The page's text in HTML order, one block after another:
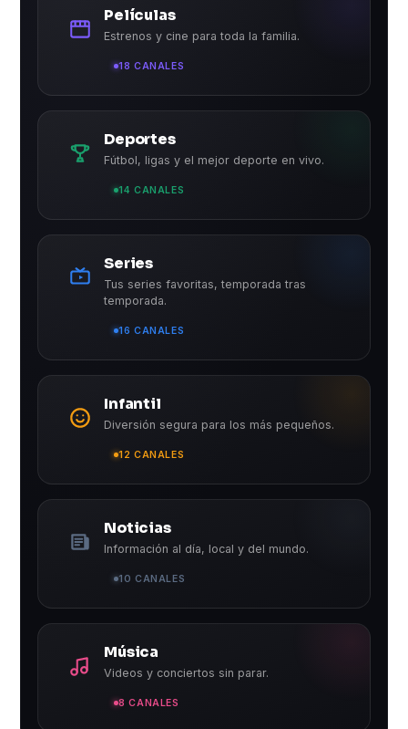
Películas
Estrenos y cine para toda la familia.
18 CANALES
Deportes
Fútbol, ligas y el mejor deporte en vivo.
14 CANALES
Series
Tus series favoritas, temporada tras
temporada.
16 CANALES
Infantil
Diversión segura para los más pequeños.
12 CANALES
Noticias
Información al día, local y del mundo.
10 CANALES
Música
Videos y conciertos sin parar.
8 CANALES